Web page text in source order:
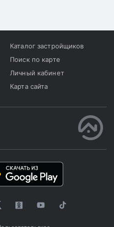
Каталог застройщиков
Поиск по карте
Личный кабинет
Карта сайта